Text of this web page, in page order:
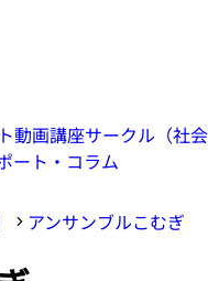
動画講座サークル（社会
ート・コラム
アンサンブルこむぎ